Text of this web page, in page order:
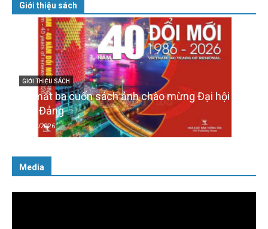
Giới thiệu sách
GIỚI THIỆU SÁCH
Quản trị nhân tài – Từ lý thuyết đến thực tiễn
08/12/2025
Media